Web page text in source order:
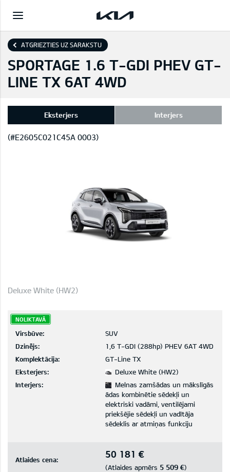
ATGRIEZTIES UZ SARAKSTU
SPORTAGE 1.6 T-GDI PHEV GT-
LINE TX 6AT 4WD
Eksterjers Interjers
(#E2605C021C45A 0003)
Deluxe White (HW2)
NOLIKTAVĀ
Virsbūve:
SUV
Dzinējs:
1,6 T-GDI (288hp) PHEV 6AT 4WD
Komplektācija:
GT-Line TX
Eksterjers:
Deluxe White (HW2)
Interjers:
Melnas zamšādas un mākslīgās
ādas kombinētie sēdekļi un
elektriski vadāmi, ventilējami
priekšējie sēdekļi un vadītāja
sēdeklis ar atmiņas funkciju
Atlaides cena: 50 181 €
(Atlaides apmērs 5 509 €)